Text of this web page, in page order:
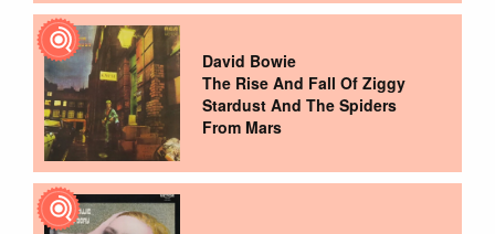
David Bowie
The Rise And Fall Of Ziggy
Stardust And The Spiders
From Mars